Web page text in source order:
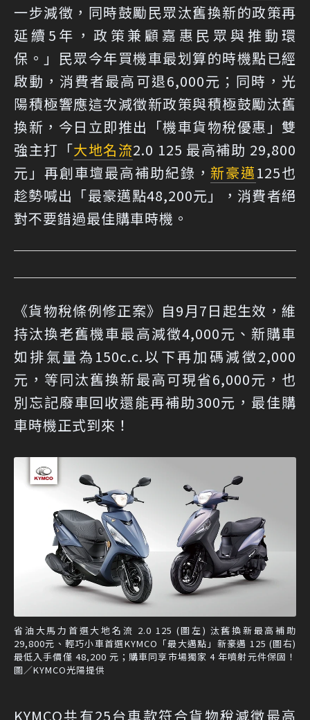
一步減徵，同時鼓勵民眾汰舊換新的政策再
延續5年，政策兼顧嘉惠民眾與推動環
保。」民眾今年買機車最划算的時機點已經
啟動，消費者最高可退6,000元；同時，光
陽積極響應這次減徵新政策與積極鼓勵汰舊
換新，今日立即推出「機車貨物稅優惠」雙
強主打「大地名流2.0 125 最高補助 29,800
元」再創車壇最高補助紀錄， 新豪邁125也
趁勢喊出「最豪邁點48,200元」，消費者絕
對不要錯過最佳購車時機。
《貨物稅條例修正案》自9月7日起生效，維
持汰換老舊機車最高減徵4,000元、新購車
如排氣量為150c.c.以下再加碼減徵2,000
元，等同汰舊換新最高可現省6,000元，也
別忘記廢車回收還能再補助300元，最佳購
車時機正式到來！
省油大馬力首選大地名流 2.0 125 (圖左) 汰舊換新最高補助
29,800元、輕巧小車首選KYMCO「最大邁點」新豪邁 125 (圖右)
最低入手價僅 48,200 元；購車同享市場獨家 4 年噴射元件保固！
圖／KYMCO光陽提供
KYMCO共有25台車款符合貨物稅減徵最高